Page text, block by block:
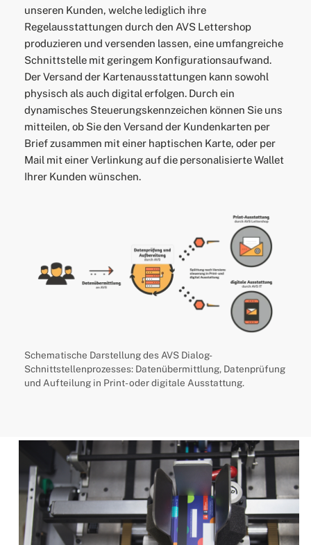
unseren Kunden, welche lediglich ihre
Regelausstattungen durch den AVS Lettershop
produzieren und versenden lassen, eine umfangreiche
Schnittstelle mit geringem Konfigurationsaufwand.
Der Versand der Kartenausstattungen kann sowohl
physisch als auch digital erfolgen. Durch ein
dynamisches Steuerungskennzeichen können Sie uns
mitteilen, ob Sie den Versand der Kundenkarten per
Brief zusammen mit einer haptischen Karte, oder per
Mail mit einer Verlinkung auf die personalisierte Wallet
Ihrer Kunden wünschen.
Schematische Darstellung des AVS Dialog-
Schnittstellenprozesses: Datenübermittlung, Datenprüfung
und Aufteilung in Print- oder digitale Ausstattung.